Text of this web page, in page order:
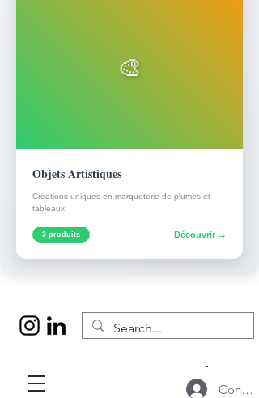
🎨
Objets Artistiques
Créations uniques en marqueterie de plumes et
tableaux
3 produits Découvrir →